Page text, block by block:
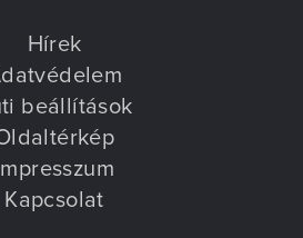
Hírek
beállítások
Impresszum
Kapcsolat